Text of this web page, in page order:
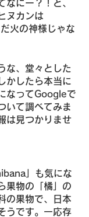
なにー？！と、
ヌカンは
火の神様じゃな
な、堂々とした
かしたら本当に
なってGoogleで
いて調べてみま
は見つかりませ
」も気にな
果物の「橘」の
の果物で、日本
うです。一応存